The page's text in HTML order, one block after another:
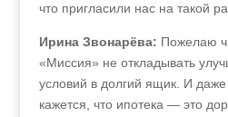
что пригласили нас на такой
Ирина Звонарёва: Пожелаю
«Миссия» не откладывать
условий в долгий ящик. И
кажется, что ипотека — это